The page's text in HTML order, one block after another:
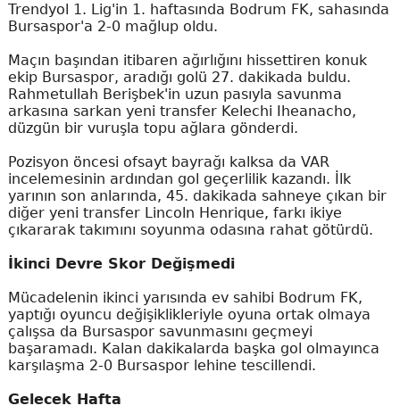
Trendyol 1. Lig'in 1. haftasında Bodrum FK, sahasında
Bursaspor'a 2-0 mağlup oldu.
Maçın başından itibaren ağırlığını hissettiren konuk
ekip Bursaspor, aradığı golü 27. dakikada buldu.
Rahmetullah Berişbek'in uzun pasıyla savunma
arkasına sarkan yeni transfer Kelechi Iheanacho,
düzgün bir vuruşla topu ağlara gönderdi.
Pozisyon öncesi ofsayt bayrağı kalksa da VAR
incelemesinin ardından gol geçerlilik kazandı. İlk
yarının son anlarında, 45. dakikada sahneye çıkan bir
diğer yeni transfer Lincoln Henrique, farkı ikiye
çıkararak takımını soyunma odasına rahat götürdü.
İkinci Devre Skor Değişmedi
Mücadelenin ikinci yarısında ev sahibi Bodrum FK,
yaptığı oyuncu değişiklikleriyle oyuna ortak olmaya
çalışsa da Bursaspor savunmasını geçmeyi
başaramadı. Kalan dakikalarda başka gol olmayınca
karşılaşma 2-0 Bursaspor lehine tescillendi.
Gelecek Hafta